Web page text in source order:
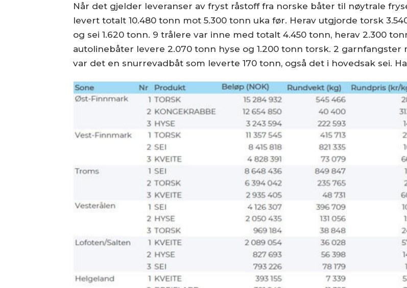
Når det gjelder leveranser av fryst råstoff fra norske båter til nøytrale
levert totalt 10.480 tonn mot 5.300 tonn uka før. Herav utgjorde torsk
og sei 1.620 tonn. 9 trålere var inne med totalt 4.450 tonn, herav 2.300
autolinebåter levere 2.070 tonn hyse og 1.200 tonn torsk. 2 garnfangster
var det en snurrevadbåt som leverte 170 tonn, også det i hovedsak sei.